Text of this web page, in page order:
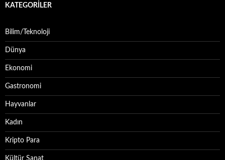
KATEGORILER
Bilim/Teknoloji
Dünya
Ekonomi
Gastronomi
Hayvanlar
Kadın
Kripto Para